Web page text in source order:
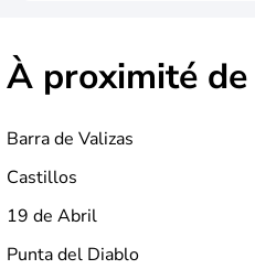
À proximité de
Barra de Valizas
Castillos
19 de Abril
Punta del Diablo